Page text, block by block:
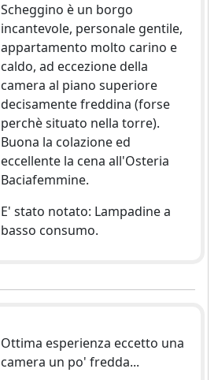
Scheggino è un borgo
incantevole, personale gentile,
appartamento molto carino e
caldo, ad eccezione della
camera al piano superiore
decisamente freddina (forse
perchè situato nella torre).
Buona la colazione ed
eccellente la cena all'Osteria
Baciafemmine.
E' stato notato: Lampadine a
basso consumo.
Ottima esperienza eccetto una
camera un po' fredda...